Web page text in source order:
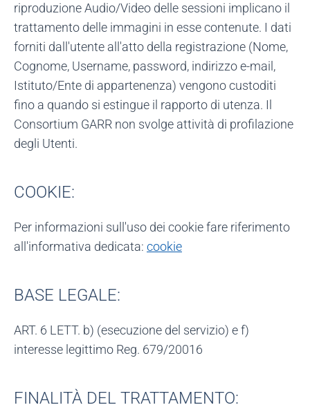
riproduzione Audio/Video delle sessioni implicano il
trattamento delle immagini in esse contenute. I dati
forniti dall'utente all'atto della registrazione (Nome,
Cognome, Username, password, indirizzo e-mail,
Istituto/Ente di appartenenza) vengono custoditi
fino a quando si estingue il rapporto di utenza. Il
Consortium GARR non svolge attività di profilazione
degli Utenti.
COOKIE:
Per informazioni sull'uso dei cookie fare riferimento
all'informativa dedicata: cookie
BASE LEGALE:
ART. 6 LETT. b) (esecuzione del servizio) e f)
interesse legittimo Reg. 679/20016
FINALITÀ DEL TRATTAMENTO: